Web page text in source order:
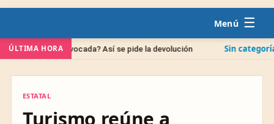
☰
ÚLTIMA HORA
equivocada? Así se pide la devolución Sin categoría IPAB:
ESTATAL
Turismo reúne a